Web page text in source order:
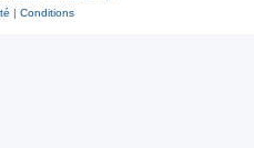
| Conditions